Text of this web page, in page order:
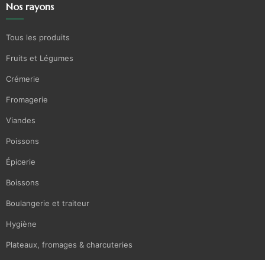
Nos rayons
Tous les produits
Fruits et Légumes
Crémerie
Fromagerie
Viandes
Poissons
Épicerie
Boissons
Boulangerie et traiteur
Hygiène
Plateaux, fromages & charcuteries